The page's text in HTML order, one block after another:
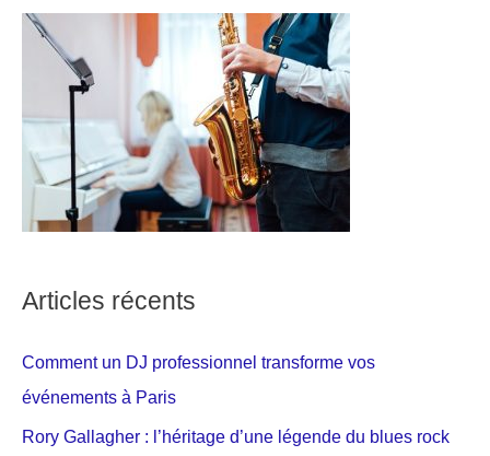
Articles récents
Comment un DJ professionnel transforme vos
événements à Paris
Rory Gallagher : l’héritage d’une légende du blues rock